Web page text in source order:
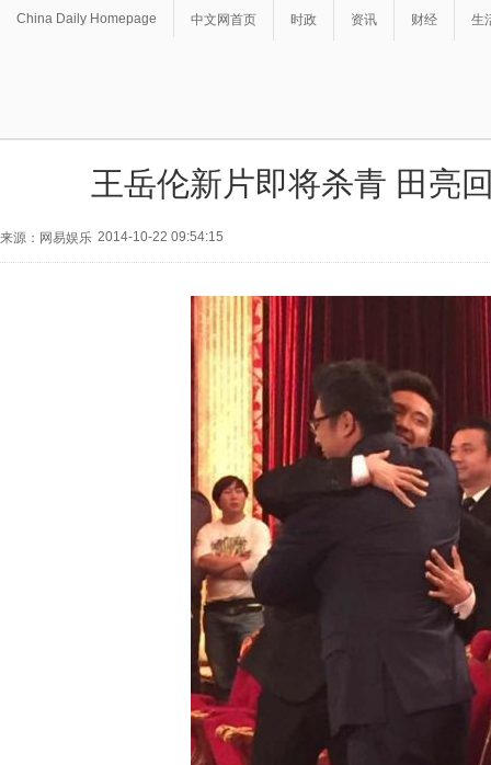
China Daily Homepage 中文网首页 时政 资讯 财经 生
王岳伦新片即将杀青 田亮
来源：网易娱乐 2014-10-22 09:54:15